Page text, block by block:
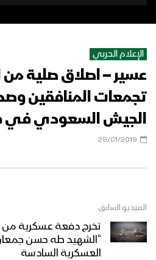
الإعلام الحربي
عسير – اصلاق صلية من
تجمعات المنافقين
الجيش السعودي في
29/01/2019
الفيديو السابق
تخرج دفعة عسكرية من
“الشهيد طه حسن
العسكرية السادسة